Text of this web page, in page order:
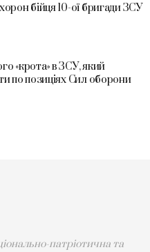
бійця 10-ої бригади ЗСУ
«крота» в ЗСУ, який
по позиціях Сил оборони
патріотична та